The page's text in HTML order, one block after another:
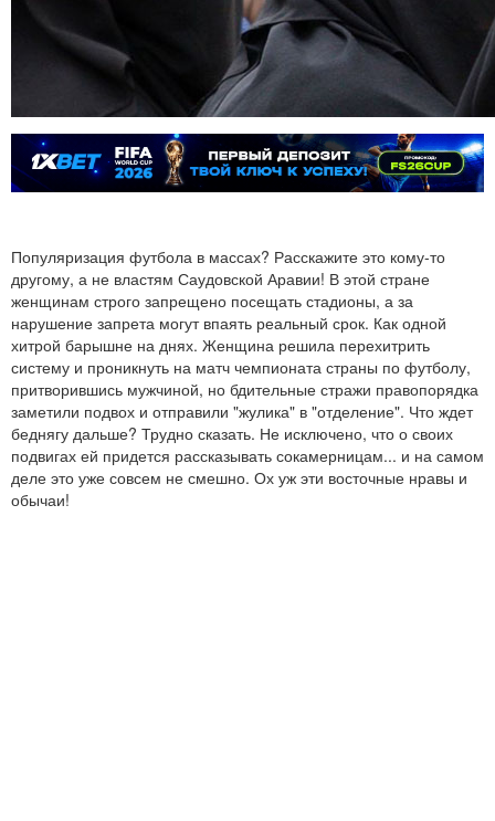
Популяризация футбола в массах? Расскажите это кому-то
другому, а не властям Саудовской Аравии! В этой стране
женщинам строго запрещено посещать стадионы, а за
нарушение запрета могут впаять реальный срок. Как одной
хитрой барышне на днях. Женщина решила перехитрить
систему и проникнуть на матч чемпионата страны по футболу,
притворившись мужчиной, но бдительные стражи правопорядка
заметили подвох и отправили "жулика" в "отделение". Что ждет
беднягу дальше? Трудно сказать. Не исключено, что о своих
подвигах ей придется рассказывать сокамерницам... и на самом
деле это уже совсем не смешно. Ох уж эти восточные нравы и
обычаи!